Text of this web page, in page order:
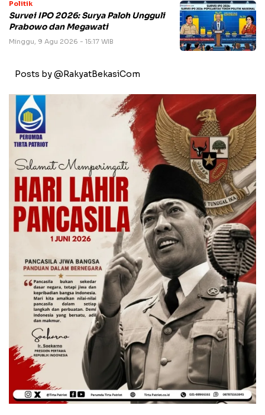
Politik
Survei IPO 2026: Surya Paloh Ungguli
Prabowo dan Megawati
Minggu, 9 Agu 2026 - 15:17 WIB
Posts by @RakyatBekasiCom